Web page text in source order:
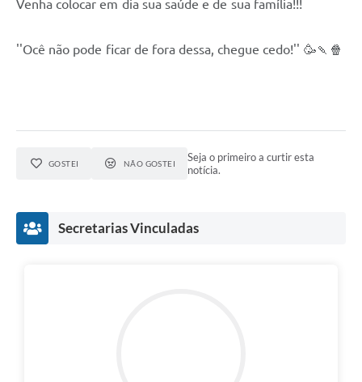
Venha colocar em dia sua saúde e de sua família!!!
''Ocê não pode ficar de fora dessa, chegue cedo!'' 🥳🍡🍿
GOSTEI NÃO GOSTEI
Seja o primeiro a curtir esta
notícia.
Secretarias Vinculadas